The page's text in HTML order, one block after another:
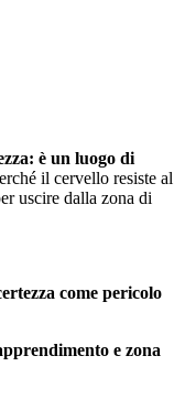
è un luogo di
il cervello resiste al
uscire dalla zona di
come pericolo
e zona